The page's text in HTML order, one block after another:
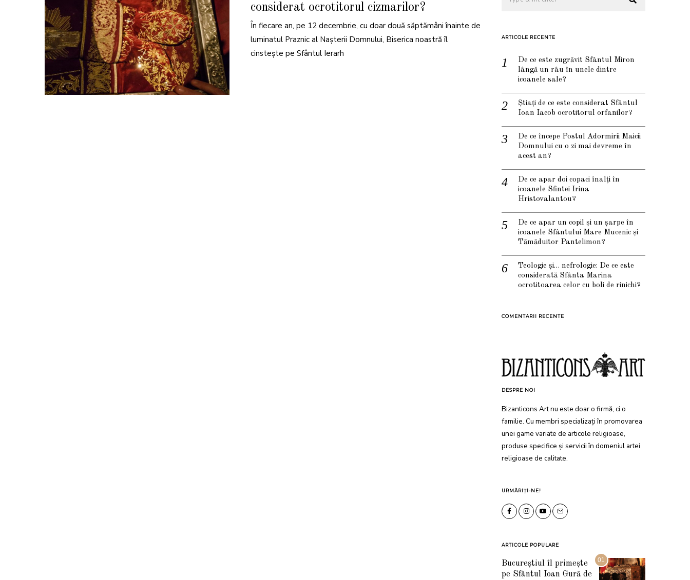
E
M
R
2
2
considerat ocrotitorul cizmarilor?
În fiecare an, pe 12 decembrie, cu doar două săptămâni înainte de
luminatul Praznic al Nașterii Domnului, Biserica noastră îl
cinstește pe Sfântul Ierarh
ARTICOLE RECENTE
De ce este zugrăvit Sfântul Miron
lângă un râu în unele dintre
icoanele sale?
Știați de ce este considerat Sfântul
Ioan Iacob ocrotitorul orfanilor?
De ce începe Postul Adormirii Maicii
Domnului cu o zi mai devreme în
acest an?
De ce apar doi copaci înalți în
icoanele Sfintei Irina
Hristovalantou?
De ce apar un copil și un șarpe în
icoanele Sfântului Mare Mucenic și
Tămăduitor Pantelimon?
Teologie și… nefrologie: De ce este
considerată Sfânta Marina
ocrotitoarea celor cu boli de rinichi?
COMENTARII RECENTE
DESPRE NOI
Bizanticons Art nu este doar o firmă, ci o
familie. Cu membri specializați în promovarea
unei game variate de articole religioase,
produse specifice și servicii în domeniul artei
religioase de calitate.
URMĂRIȚI-NE!
ARTICOLE POPULARE
01
Bucureștiul îl primește
pe Sfântul Ioan Gură de